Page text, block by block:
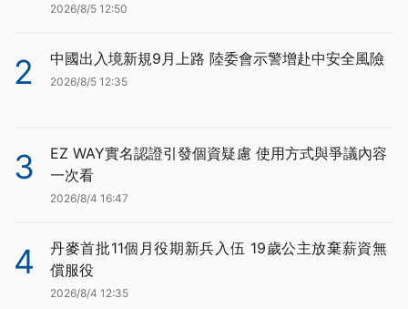
2026/8/5 12:50
2 中國出入境新規9月上路 陸委會示警增赴中安全風險
2026/8/5 12:35
3
EZ WAY實名認證引發個資疑慮 使用方式與爭議內容
一次看
2026/8/4 16:47
4
丹麥首批11個月役期新兵入伍 19歲公主放棄薪資無
償服役
2026/8/4 12:35